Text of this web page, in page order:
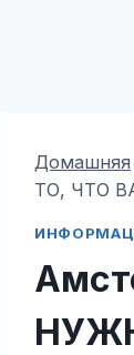
Домашняя
ТО, ЧТО